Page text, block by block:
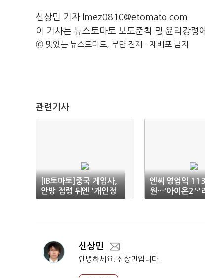
신상민 기자 lmez0810@etomato.com
이 기사는 뉴스토마토 보도준칙 및 윤리강령
ⓒ 맛있는 뉴스토마토, 무단 전재 - 재배포 금지
관련기사
[IB토마토]중국 게임사,
안방 점령 뒤엔 '개인정
보 블랙홀'
엔씨 영업익
원…'아이온2'·'
클래식' 반등 견
신상민
안녕하세요. 신상민입니다.